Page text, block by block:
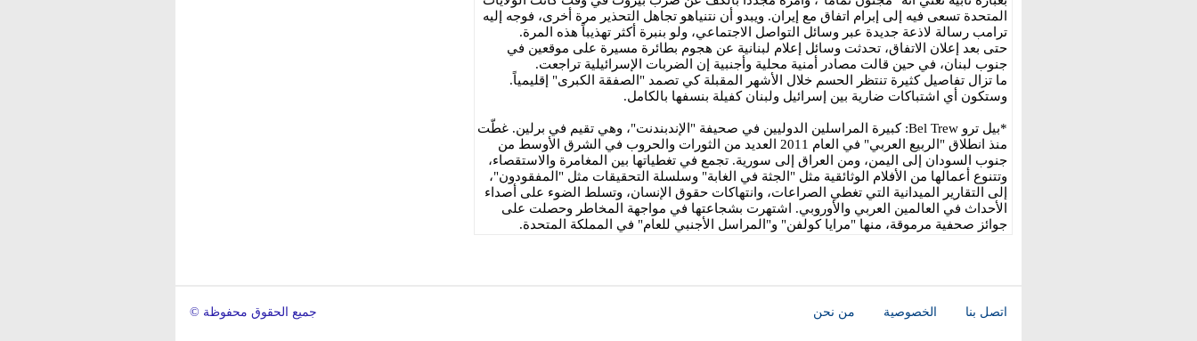
المتحدة تسعى فيه إلى إبرام اتفاق مع إيران. ويبدو أن نتنياهو تجاهل التحذير مرة أخرى، فوجه إليه
ترامب رسالة لاذعة جديدة عبر وسائل التواصل الاجتماعي، ولو بنبرة أكثر تهذيباً هذه المرة.
حتى بعد إعلان الاتفاق، تحدثت وسائل إعلام لبنانية عن هجوم بطائرة مسيرة على موقعين في
جنوب لبنان، في حين قالت مصادر أمنية محلية وأجنبية إن الضربات الإسرائيلية تراجعت.
ما تزال تفاصيل كثيرة تنتظر الحسم خلال الأشهر المقبلة كي تصمد "الصفقة الكبرى" إقليمياً.
وستكون أي اشتباكات ضارية بين إسرائيل ولبنان كفيلة بنسفها بالكامل.
*بيل ترو Bel Trew: كبيرة المراسلين الدوليين في صحيفة "الإندبندنت"، وهي تقيم في برلين. غطّت
منذ انطلاق "الربيع العربي" في العام 2011 العديد من الثورات والحروب في الشرق الأوسط من
جنوب السودان إلى اليمن، ومن العراق إلى سورية. تجمع في تغطياتها بين المغامرة والاستقصاء،
وتتنوع أعمالها من الأفلام الوثائقية مثل "الجثة في الغابة" وسلسلة التحقيقات مثل "المفقودون"،
إلى التقارير الميدانية التي تغطي الصراعات، وانتهاكات حقوق الإنسان، وتسلط الضوء على أصداء
الأحداث في العالمين العربي والأوروبي. اشتهرت بشجاعتها في مواجهة المخاطر وحصلت على
جوائز صحفية مرموقة، منها "مرايا كولفن" و"المراسل الأجنبي للعام" في المملكة المتحدة.
اتصل بنا الخصوصية من نحن © جميع الحقوق محفوظة